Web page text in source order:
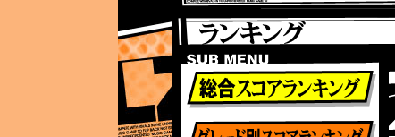
ランキング
ランキング